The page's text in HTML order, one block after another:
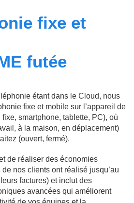
fixe et
futée
étant dans le Cloud, nous
fixe et mobile sur l’appareil de
smartphone, tablette, PC), où
à la maison, en déplacement)
(ouvert, fermé).
de réaliser des économies
nos clients ont réalisé jusqu’au
factures) et inclut des
avancées qui améliorent